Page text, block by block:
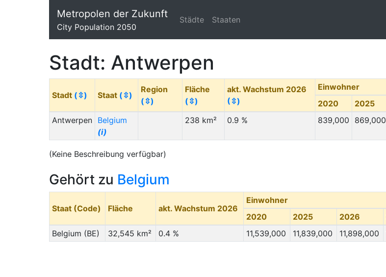
Metropolen der Zukunft
City Population 2050
Städte Staaten
Stadt: Antwerpen
Stadt (⇳) Staat (⇳)
Region
(⇳)
Fläche
(⇳)
akt. Wachstum 2026
(⇳)
Einwohner
2020
2025
Antwerpen
Belgium
(i)
238 km² 0.9 % 839,000 869,000
(Keine Beschreibung verfügbar)
Gehört zu Belgium
Staat (Code) Fläche akt. Wachstum 2026
Einwohner
2020
2025 2026
Belgium (BE)
32,545 km² 0.4 % 11,539,000 11,839,000 11,898,000